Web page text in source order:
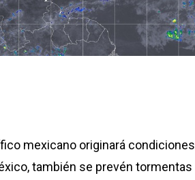
mexicano originará condiciones
también se prevén tormentas